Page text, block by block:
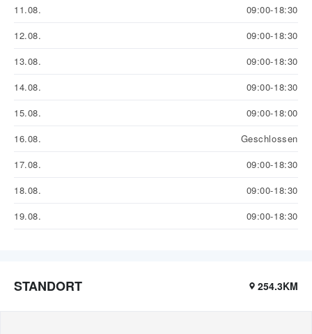
11.08.
09:00-18:30
12.08.
09:00-18:30
13.08.
09:00-18:30
14.08.
09:00-18:30
15.08.
09:00-18:00
16.08.
Geschlossen
17.08.
09:00-18:30
18.08.
09:00-18:30
19.08.
09:00-18:30
STANDORT 254.3KM